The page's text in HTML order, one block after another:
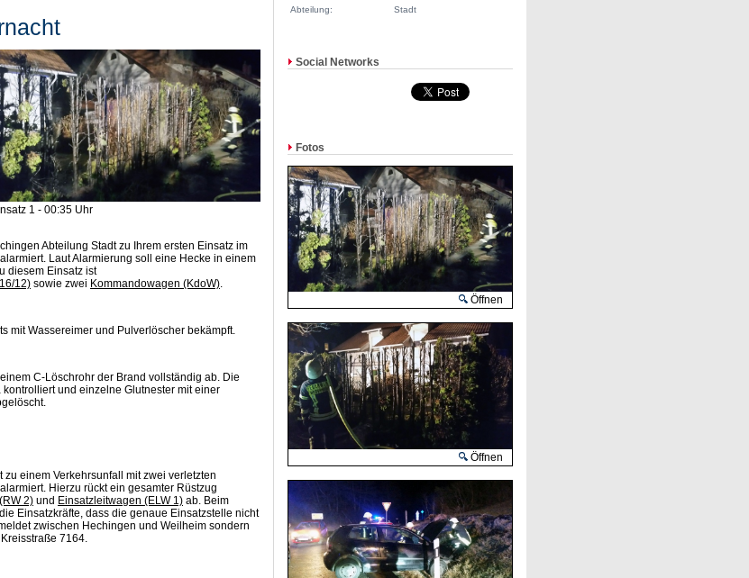
1 - 00:35 Uhr
Abteilung Stadt zu Ihrem ersten Einsatz im
Laut Alarmierung soll eine Hecke in einem
diesem Einsatz ist
12) sowie zwei Kommandowagen (KdoW).
mit Wassereimer und Pulverlöscher bekämpft.
C-Löschrohr der Brand vollständig ab. Die
und einzelne Glutnester mit einer
einem Verkehrsunfall mit zwei verletzten
Hierzu rückt ein gesamter Rüstzug
2) und Einsatzleitwagen (ELW 1) ab. Beim
Einsatzkräfte, dass die genaue Einsatzstelle nicht
zwischen Hechingen und Weilheim sondern
7164.
Abteilung:
Stadt
Social Networks
Fotos
Öffnen
Öffnen